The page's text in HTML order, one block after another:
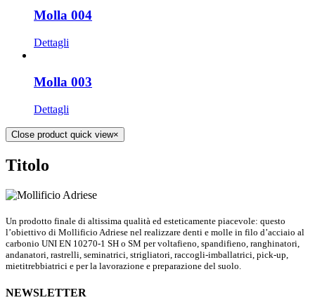
Molla 004
Dettagli
Molla 003
Dettagli
Close product quick view×
Titolo
Un prodotto finale di altissima qualità ed esteticamente piacevole: questo
l’obiettivo di Mollificio Adriese nel realizzare denti e molle in filo d’acciaio al
carbonio UNI EN 10270-1 SH o SM per voltafieno, spandifieno, ranghinatori,
andanatori, rastrelli, seminatrici, strigliatori, raccogli-imballatrici, pick-up,
mietitrebbiatrici e per la lavorazione e preparazione del suolo.
NEWSLETTER